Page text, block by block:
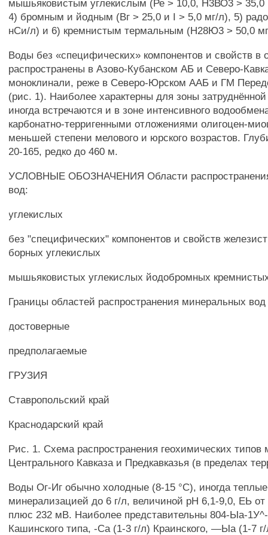
мышьяковистым углекислым (Ре > 10,0, Н3ВО3 >
4) бромным и йодным (Вг > 25,0 и I > 5,0 мг/л), 5)
нСи/л) и 6) кремнистым термальным (Н28Ю3 > 50,0
Воды без «специфических» компонентов и свойств в
распространены в Азово-Кубанском АБ и Северо-
моноклинали, реже в Северо-Юрском ААБ и ГМ
(рис. 1). Наиболее характерны для зоны
иногда встречаются и в зоне интенсивного
карбонатно-терригенными отложениями олигоцен-
меньшей степени мелового и юрского возрастов.
20-165, редко до 460 м.
УСЛОВНЫЕ ОБОЗНАЧЕНИЯ Области
вод:
углекислых
без "специфических" компонентов и свойств
борных углекислых
мышьяковистых углекислых йодобромных
Границы областей распространения минеральных вод
достоверные
предполагаемые
ГРУЗИЯ
Ставропольский край
Краснодарский край
Рис. 1. Схема распространения геохимических
Центрального Кавказа и Предкавказья (в пределах
Воды Ог-Иг обычно холодные (8-15 °С), иногда
минерализацией до 6 г/л, величиной рН 6,1-9,0, ЕЬ
плюс 232 мВ. Наиболее представительны 804-Ыа-
Кашинского типа, -Са (1-3 г/л) Краинского, —Ыа (1-7 г/